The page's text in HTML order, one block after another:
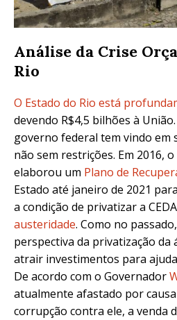
Análise da Crise
Rio
O Estado do Rio está
devendo R$4,5 bilhões à
governo federal tem vindo em
não sem restrições. Em 2016,
elaborou um Plano de
Estado até janeiro de 2021
a condição de privatizar a
austeridade. Como no
perspectiva da privatização da
atrair investimentos para
De acordo com o Governador
atualmente afastado por
corrupção contra ele, a venda